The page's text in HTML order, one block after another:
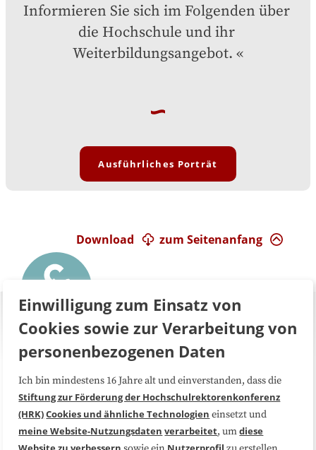
Informieren Sie sich im Folgenden über
die Hochschule und ihr
Weiterbildungsangebot.
Ausführliches Porträt
zum Seitenanfang
Download
Über uns FAQ
Medienarbeit Kooperationen
Einwilligung zum Einsatz von
Cookies sowie zur Verarbeitung von
personenbezogenen Daten
Ich bin mindestens 16 Jahre alt und einverstanden, dass die
Stiftung zur Förderung der Hochschulrektorenkonferenz
(HRK)Cookies und ähnliche Technologien einsetzt und
meine Website-Nutzungsdaten verarbeitet, umdiese